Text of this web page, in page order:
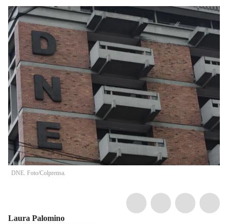
DNE. Foto/Colprensa.
Laura Palomino